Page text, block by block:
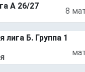
А 26/27
8
лига Б. Группа 1